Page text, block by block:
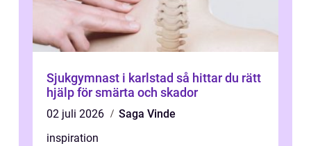
Sjukgymnast i karlstad så hittar du rätt
hjälp för smärta och skador
02 juli 2026
Saga Vinde
inspiration